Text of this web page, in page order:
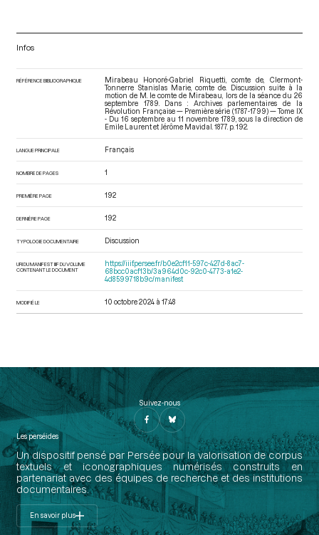
Infos
RÉFÉRENCE BIBLIOGRAPHIQUE
Mirabeau Honoré-Gabriel Riquetti, comte de, Clermont-
Tonnerre Stanislas Marie, comte de. Discussion suite à la
motion de M. le comte de Mirabeau, lors de la séance du 26
septembre 1789. Dans : Archives parlementaires de la
Révolution Française — Première série (1787-1799) — Tome IX
- Du 16 septembre au 11 novembre 1789 , sous la direction de
Emile Laurent et Jérôme Mavidal. 1877. p. 192.
LANGUE PRINCIPALE Français
NOMBRE DE PAGES 1
PREMIÈRE PAGE 192
DERNIÈRE PAGE 192
TYPOLOGIE DOCUMENTAIRE Discussion
URI DU MANIFEST IIIF DU VOLUME
CONTENANT LE DOCUMENT
https://iiif.persee.fr/b0e2cf11-597c-427d-8ac7-
68bcc0acf13b/3a964d0c-92c0-4773-a1e2-
4d8599718b9c/manifest
MODIFIÉ LE 10 octobre 2024 à 17:48
Suivez-nous
Les perséides
Un dispositif pensé par Persée pour la valorisation de corpus
textuels et iconographiques numérisés construits en
partenariat avec des équipes de recherche et des institutions
documentaires.
En savoir plus